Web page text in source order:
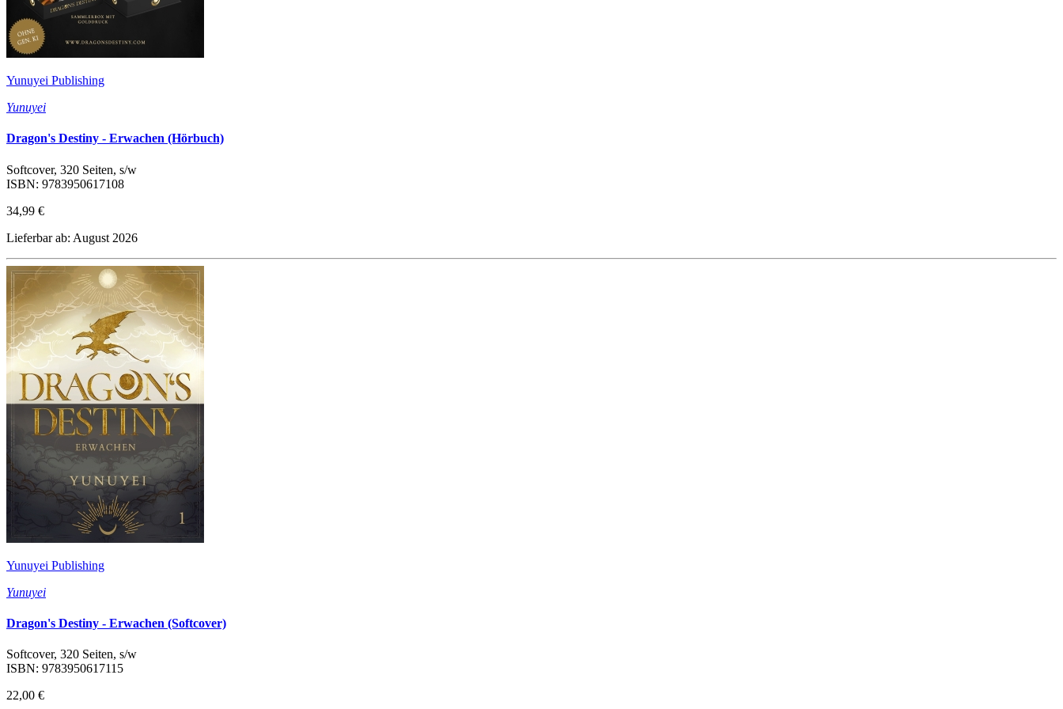
Yunuyei Publishing
Yunuyei
Dragon's Destiny - Erwachen (Hörbuch)
Softcover, 320 Seiten, s/w
ISBN: 9783950617108
34,99 €
Lieferbar ab: August 2026
Yunuyei Publishing
Yunuyei
Dragon's Destiny - Erwachen (Softcover)
Softcover, 320 Seiten, s/w
ISBN: 9783950617115
22,00 €